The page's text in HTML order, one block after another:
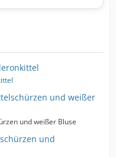
und weißer
und weißer Bluse
und